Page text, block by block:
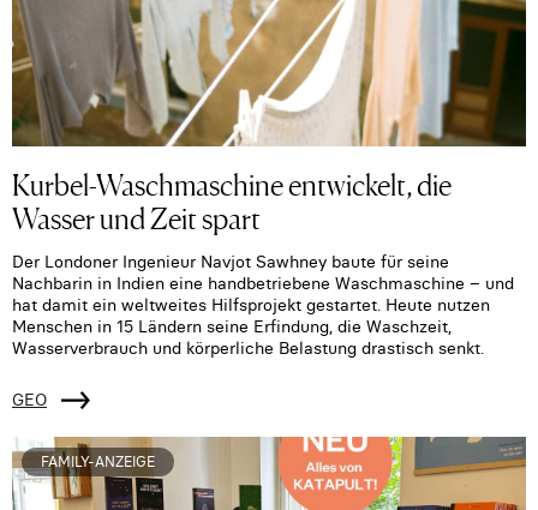
Kurbel-Waschmaschine entwickelt, die
Wasser und Zeit spart
Der Londoner Ingenieur Navjot Sawhney baute für seine
Nachbarin in Indien eine handbetriebene Waschmaschine – und
hat damit ein weltweites Hilfsprojekt gestartet. Heute nutzen
Menschen in 15 Ländern seine Erfindung, die Waschzeit,
Wasserverbrauch und körperliche Belastung drastisch senkt.
GEO
FAMILY-ANZEIGE